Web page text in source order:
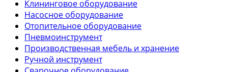
Клининговое оборудование
Насосное оборудование
Отопительное оборудование
Пневмоинструмент
Производственная мебель и хранение
Ручной инструмент